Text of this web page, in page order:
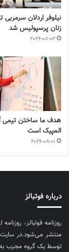
نیلوفر اردلان سرمربی
زنان پرسپولیس شد
2026-08-02
هدف ما ساختن تیمی
المپیک است
2026-08-01
درباره فوتبالز
منتشر می‌شود.در سایت
توسط یک گروه مجرب به